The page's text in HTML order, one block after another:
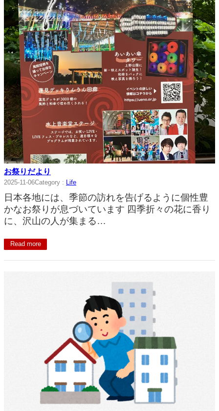
お祭りだより
2025-11-06Category : Life
日本各地には、季節の訪れを告げるように個性豊
かなお祭りが息づいています 四季折々の花に香り
に、沢山の人が集まる…
Read more